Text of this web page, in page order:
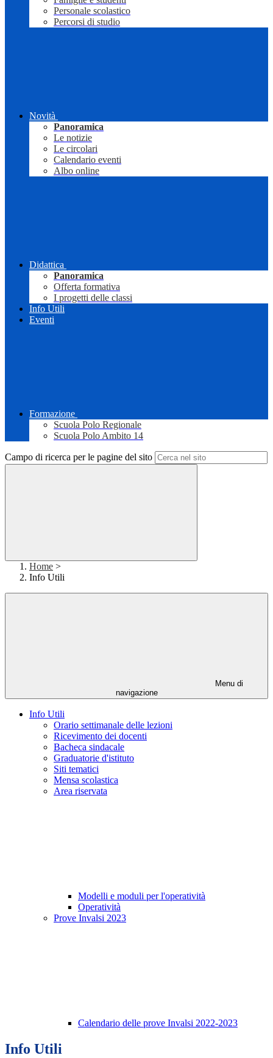
Personale scolastico
Percorsi di studio
Novità
Panoramica
Le notizie
Le circolari
Calendario eventi
Albo online
Didattica
Panoramica
Offerta formativa
I progetti delle classi
Info Utili
Eventi
Formazione
Scuola Polo Regionale
Scuola Polo Ambito 14
Campo di ricerca per le pagine del sito
Home >
Info Utili
Menu di
navigazione
Info Utili
Orario settimanale delle lezioni
Ricevimento dei docenti
Bacheca sindacale
Graduatorie d'istituto
Siti tematici
Mensa scolastica
Area riservata
Modelli e moduli per l'operatività
Operatività
Prove Invalsi 2023
Calendario delle prove Invalsi 2022-2023
Info Utili